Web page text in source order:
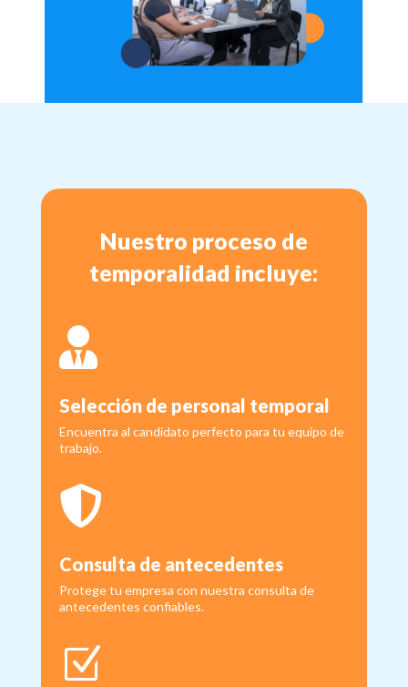
Nuestro proceso de
temporalidad incluye:

Selección de personal temporal
Encuentra al candidato perfecto para tu equipo de
trabajo.

Consulta de antecedentes
Protege tu empresa con nuestra consulta de
antecedentes confiables.
Z